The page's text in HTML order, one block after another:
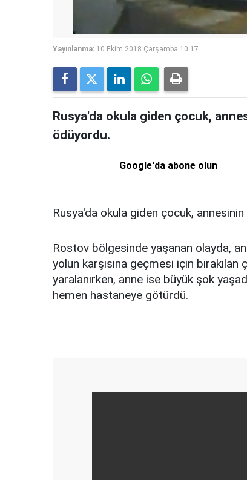
Yayınlanma: 10 Ekim 2018 Çarşamba 10:17
Rusya'da okula giden çocuk,
ödüyordu.
Google'da abone olun
Rusya'da okula giden çocuk,
Rostov bölgesinde yaşanan olayda,
yolun karşısına geçmesi için
yaralanırken, anne ise büyük şok
hemen hastaneye götürdü.